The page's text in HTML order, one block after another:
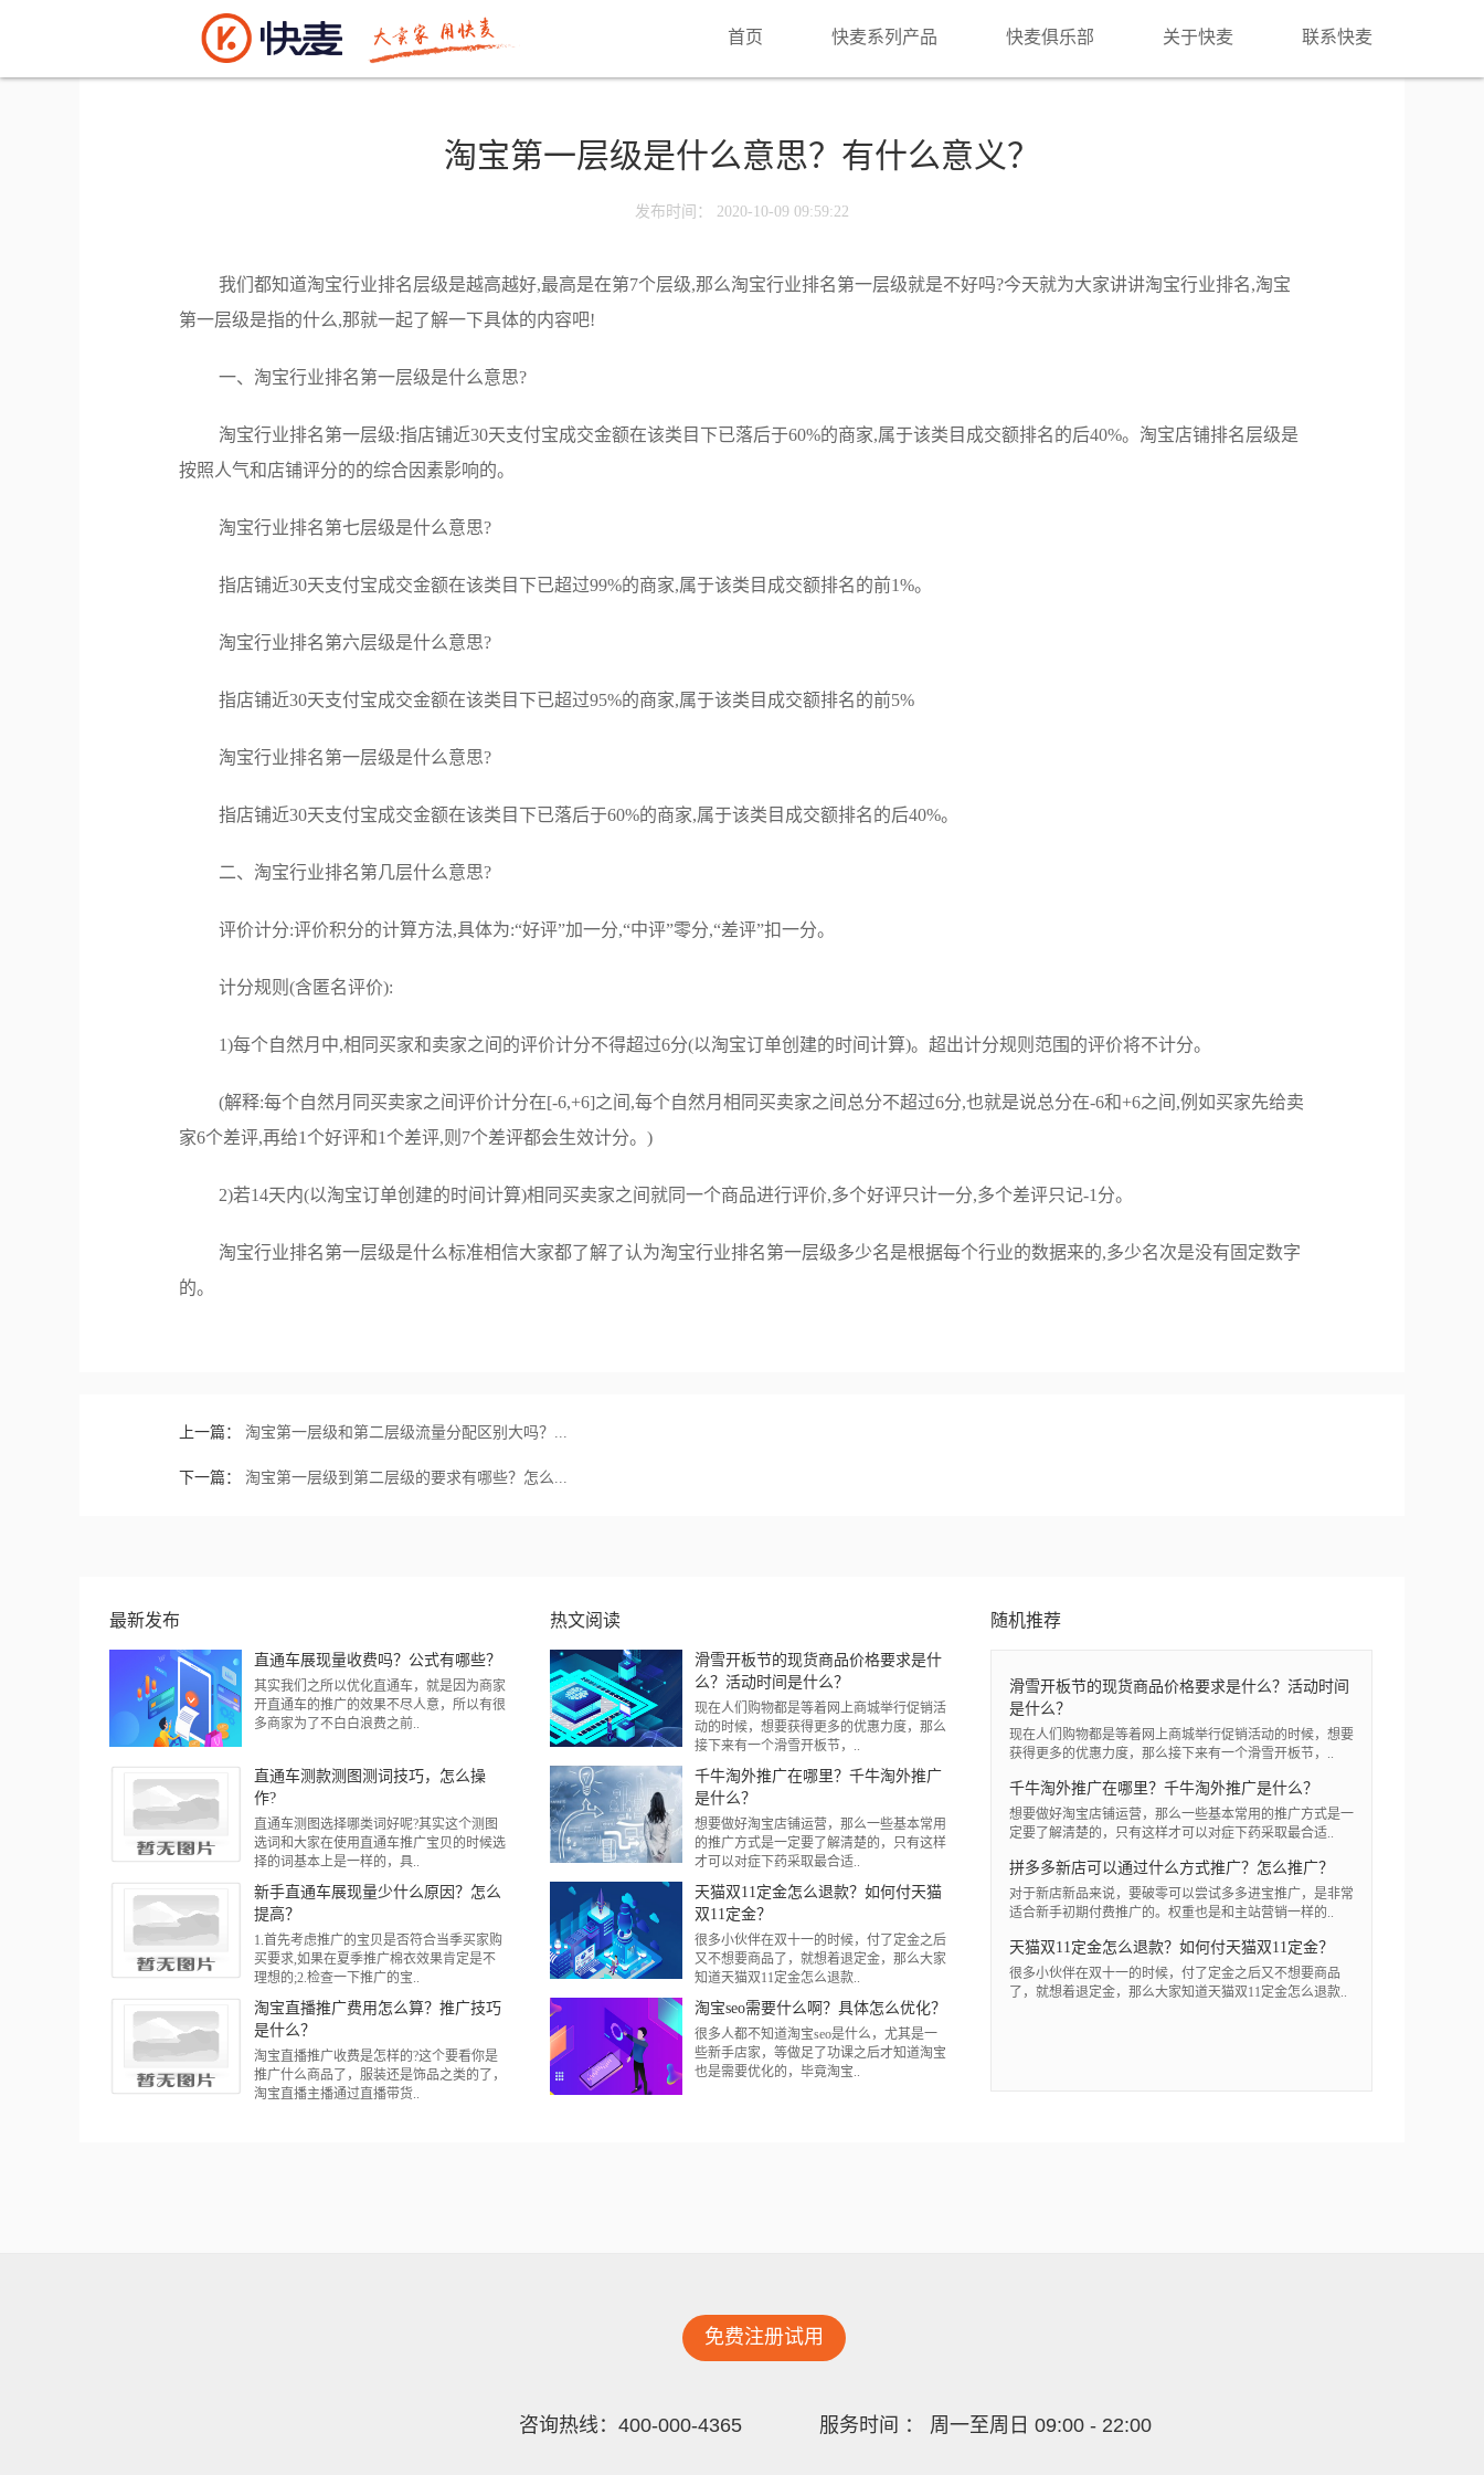
首页 快麦系列产品 快麦俱乐部 关于快麦 联系快麦
>> 正文
淘宝第一层级是什么意思？有什么意义？
发布时间： 2020-10-09 09:59:22
我们都知道淘宝行业排名层级是越高越好,最高是在第7个层级,那么淘宝行业排名第一层级就是不好吗?今天就为大家讲讲淘宝行业排名,淘宝
第一层级是指的什么,那就一起了解一下具体的内容吧!
一、淘宝行业排名第一层级是什么意思?
淘宝行业排名第一层级:指店铺近30天支付宝成交金额在该类目下已落后于60%的商家,属于该类目成交额排名的后40%。淘宝店铺排名层级是
按照人气和店铺评分的的综合因素影响的。
淘宝行业排名第七层级是什么意思?
指店铺近30天支付宝成交金额在该类目下已超过99%的商家,属于该类目成交额排名的前1%。
淘宝行业排名第六层级是什么意思?
指店铺近30天支付宝成交金额在该类目下已超过95%的商家,属于该类目成交额排名的前5%
淘宝行业排名第一层级是什么意思?
指店铺近30天支付宝成交金额在该类目下已落后于60%的商家,属于该类目成交额排名的后40%。
二、淘宝行业排名第几层什么意思?
评价计分:评价积分的计算方法,具体为:“好评”加一分,“中评”零分,“差评”扣一分。
计分规则(含匿名评价):
1)每个自然月中,相同买家和卖家之间的评价计分不得超过6分(以淘宝订单创建的时间计算)。超出计分规则范围的评价将不计分。
(解释:每个自然月同买卖家之间评价计分在[-6,+6]之间,每个自然月相同买卖家之间总分不超过6分,也就是说总分在-6和+6之间,例如买家先给卖
家6个差评,再给1个好评和1个差评,则7个差评都会生效计分。)
2)若14天内(以淘宝订单创建的时间计算)相同买卖家之间就同一个商品进行评价,多个好评只计一分,多个差评只记-1分。
淘宝行业排名第一层级是什么标准相信大家都了解了认为淘宝行业排名第一层级多少名是根据每个行业的数据来的,多少名次是没有固定数字
的。
上一篇： 淘宝第一层级和第二层级流量分配区别大吗？...
下一篇： 淘宝第一层级到第二层级的要求有哪些？怎么...
最新发布
直通车展现量收费吗？公式有哪些？
其实我们之所以优化直通车，就是因为商家
开直通车的推广的效果不尽人意，所以有很
多商家为了不白白浪费之前..
直通车测款测图测词技巧，怎么操
作?
直通车测图选择哪类词好呢?其实这个测图
选词和大家在使用直通车推广宝贝的时候选
择的词基本上是一样的，具..
新手直通车展现量少什么原因？怎么
提高？
1.首先考虑推广的宝贝是否符合当季买家购
买要求,如果在夏季推广棉衣效果肯定是不
理想的;2.检查一下推广的宝..
淘宝直播推广费用怎么算？推广技巧
是什么？
淘宝直播推广收费是怎样的?这个要看你是
推广什么商品了，服装还是饰品之类的了，
淘宝直播主播通过直播带货..
热文阅读
滑雪开板节的现货商品价格要求是什
么？活动时间是什么？
现在人们购物都是等着网上商城举行促销活
动的时候，想要获得更多的优惠力度，那么
接下来有一个滑雪开板节，..
千牛淘外推广在哪里？千牛淘外推广
是什么？
想要做好淘宝店铺运营，那么一些基本常用
的推广方式是一定要了解清楚的，只有这样
才可以对症下药采取最合适..
天猫双11定金怎么退款？如何付天猫
双11定金？
很多小伙伴在双十一的时候，付了定金之后
又不想要商品了，就想着退定金，那么大家
知道天猫双11定金怎么退款..
淘宝seo需要什么啊？具体怎么优化？
很多人都不知道淘宝seo是什么，尤其是一
些新手店家，等做足了功课之后才知道淘宝
也是需要优化的，毕竟淘宝..
随机推荐
滑雪开板节的现货商品价格要求是什么？活动时间
是什么？
现在人们购物都是等着网上商城举行促销活动的时候，想要
获得更多的优惠力度，那么接下来有一个滑雪开板节，..
千牛淘外推广在哪里？千牛淘外推广是什么？
想要做好淘宝店铺运营，那么一些基本常用的推广方式是一
定要了解清楚的，只有这样才可以对症下药采取最合适..
拼多多新店可以通过什么方式推广？怎么推广？
对于新店新品来说，要破零可以尝试多多进宝推广，是非常
适合新手初期付费推广的。权重也是和主站营销一样的..
天猫双11定金怎么退款？如何付天猫双11定金？
很多小伙伴在双十一的时候，付了定金之后又不想要商品
了，就想着退定金，那么大家知道天猫双11定金怎么退款..
免费注册试用
咨询热线：400-000-4365 服务时间 ： 周一至周日 09:00 - 22:00